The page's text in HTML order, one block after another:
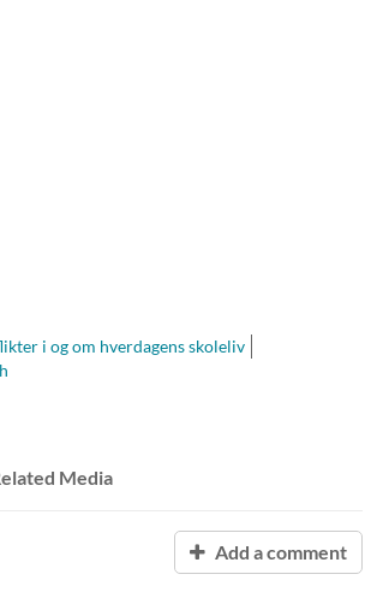
i og om hverdagens skoleliv
Media
Add a comment